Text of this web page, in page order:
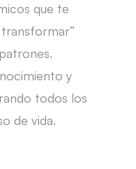
que te
y
todos los
de vida.